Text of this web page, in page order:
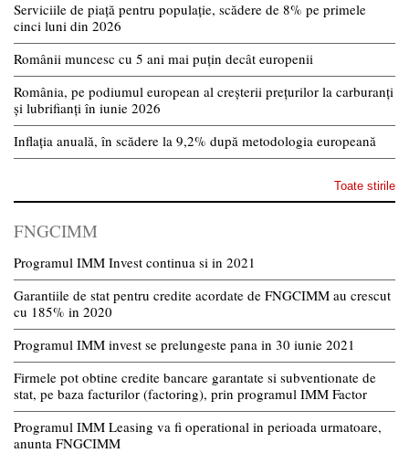
Serviciile de piață pentru populație, scădere de 8% pe primele
cinci luni din 2026
Românii muncesc cu 5 ani mai puțin decât europenii
România, pe podiumul european al creșterii prețurilor la carburanți
și lubrifianți în iunie 2026
Inflația anuală, în scădere la 9,2% după metodologia europeană
Toate stirile
FNGCIMM
Programul IMM Invest continua si in 2021
Garantiile de stat pentru credite acordate de FNGCIMM au crescut
cu 185% in 2020
Programul IMM invest se prelungeste pana in 30 iunie 2021
Firmele pot obtine credite bancare garantate si subventionate de
stat, pe baza facturilor (factoring), prin programul IMM Factor
Programul IMM Leasing va fi operational in perioada urmatoare,
anunta FNGCIMM